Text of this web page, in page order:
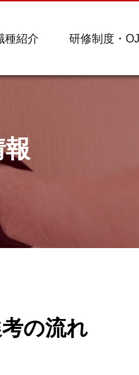
種紹介 研修制度・
の流れ